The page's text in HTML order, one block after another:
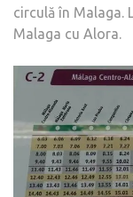
circulă în Malaga.
Malaga cu Alora.